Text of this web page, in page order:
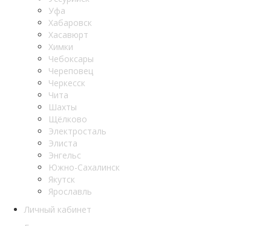
Уфа
Хабаровск
Хасавюрт
Химки
Чебоксары
Череповец
Черкесск
Чита
Шахты
Щёлково
Электросталь
Элиста
Энгельс
Южно-Сахалинск
Якутск
Ярославль
Личный кабинет